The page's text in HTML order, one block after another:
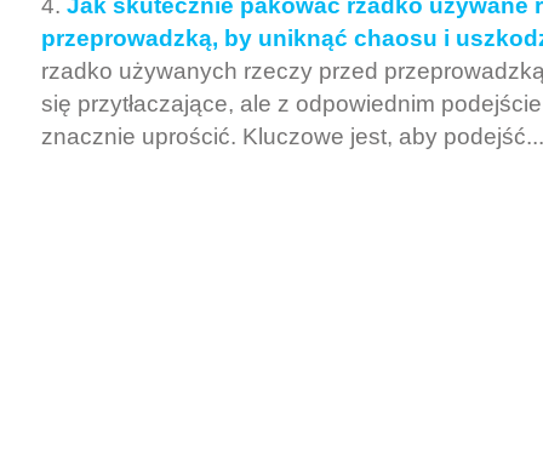
Jak skutecznie pakować rzadko używane
przeprowadzką, by uniknąć chaosu i
rzadko używanych rzeczy przed
się przytłaczające, ale z odpowiednim
znacznie uprościć. Kluczowe jest, aby podejść...